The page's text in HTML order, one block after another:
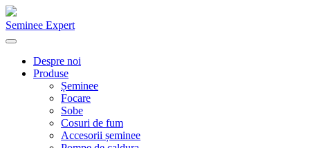
Seminee Expert
Despre noi
Produse
Șeminee
Focare
Sobe
Cosuri de fum
Accesorii șeminee